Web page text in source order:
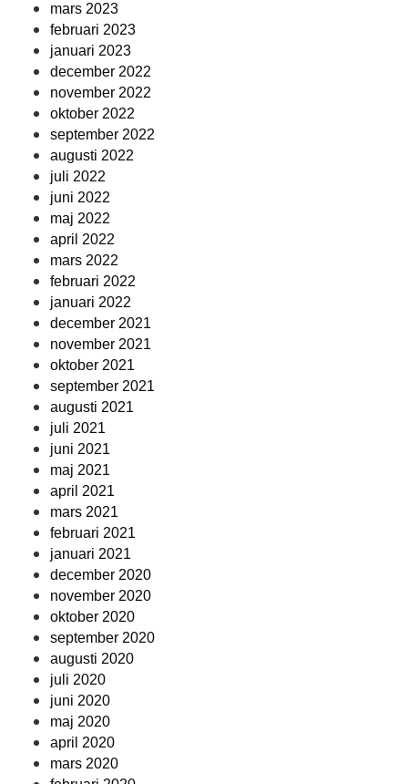
mars 2023
februari 2023
januari 2023
december 2022
november 2022
oktober 2022
september 2022
augusti 2022
juli 2022
juni 2022
maj 2022
april 2022
mars 2022
februari 2022
januari 2022
december 2021
november 2021
oktober 2021
september 2021
augusti 2021
juli 2021
juni 2021
maj 2021
april 2021
mars 2021
februari 2021
januari 2021
december 2020
november 2020
oktober 2020
september 2020
augusti 2020
juli 2020
juni 2020
maj 2020
april 2020
mars 2020